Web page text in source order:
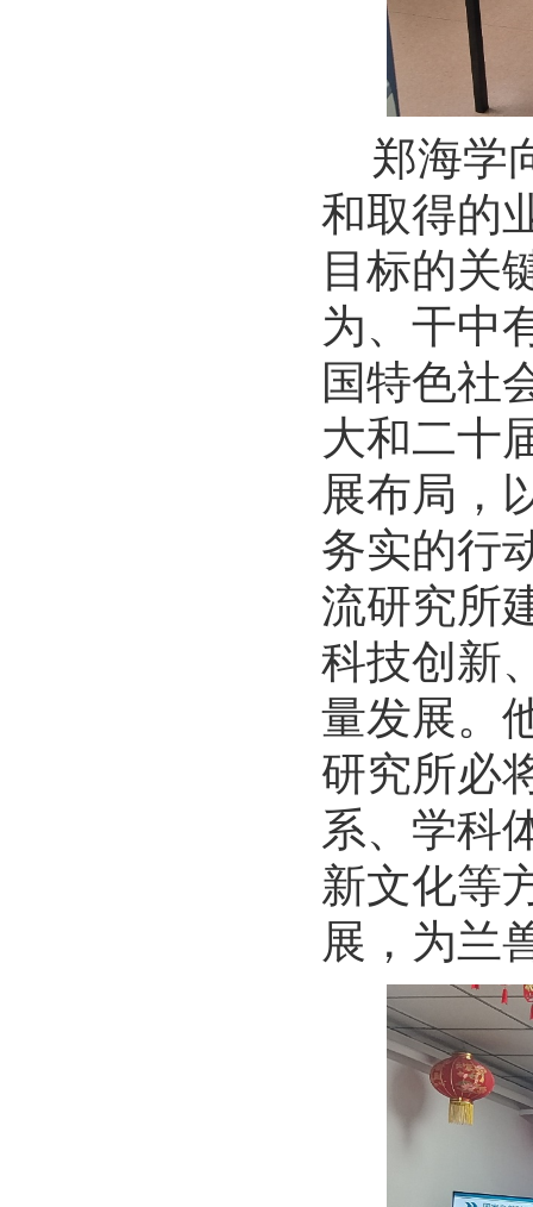
郑海学
和取得的
目标的关
为、干中
国特色社
大和二十
展布局，
务实的行
流研究所
科技创新
量发展。
研究所必
系、学科
新文化等
展，为兰